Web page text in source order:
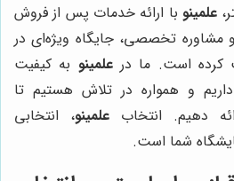
علمینو با ارائه خدمات پس از فروش
مشاوره تخصصی، جایگاه ویژه‌ای در
کرده است. ما درعلمینو به کیفیت
و همواره در تلاش هستیم تا
دهیم. انتخاب علمینو، انتخابی
شما است.